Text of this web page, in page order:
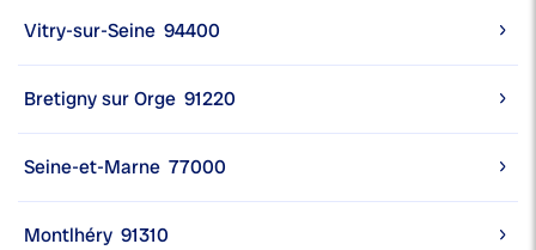
Vitry-sur-Seine 94400
Bretigny sur Orge 91220
Seine-et-Marne 77000
Montlhéry 91310